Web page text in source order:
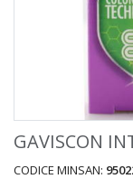
GAVISCON
CODICE MINSAN: